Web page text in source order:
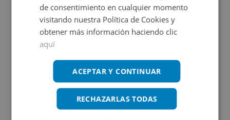
Consultar precio
+ 61m2
de consentimiento en cualquier momento
visitando nuestra Política de Cookies y
obtener más información haciendo clic
aquí
ACEPTAR Y CONTINUAR
RECHAZARLAS TODAS